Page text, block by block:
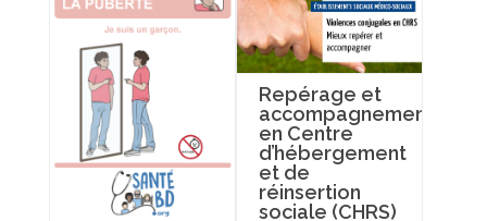
Repérage et
accompagnement
en Centre
d’hébergement
et de
réinsertion
sociale (CHRS)